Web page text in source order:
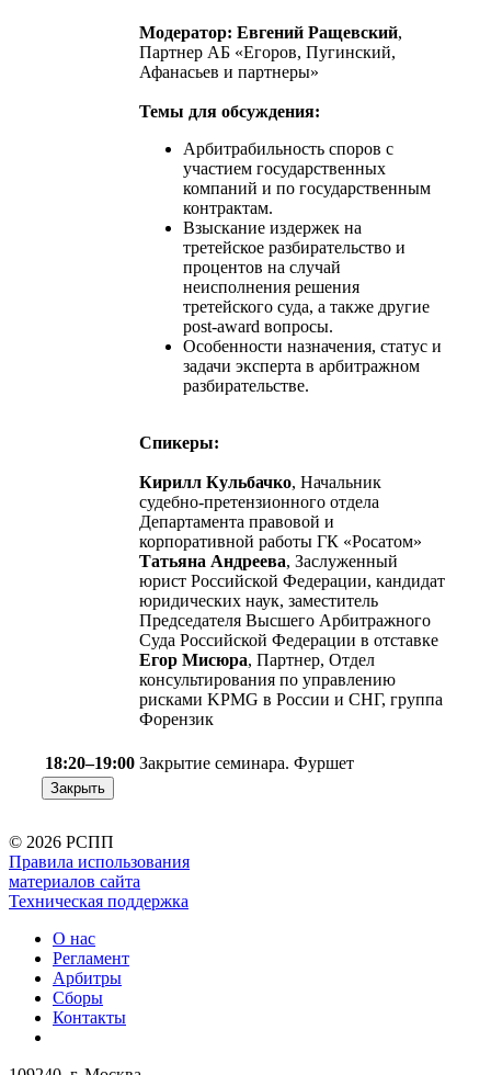
Модератор: Евгений Ращевский,
Партнер АБ «Егоров, Пугинский,
Афанасьев и партнеры»
Темы для обсуждения:
Арбитрабильность споров с
участием государственных
компаний и по государственным
контрактам.
Взыскание издержек на
третейское разбирательство и
процентов на случай
неисполнения решения
третейского суда, а также другие
post-award вопросы.
Особенности назначения, статус и
задачи эксперта в арбитражном
разбирательстве.
Спикеры:
Кирилл Кульбачко, Начальник
судебно-претензионного отдела
Департамента правовой и
корпоративной работы ГК «Росатом»
Татьяна Андреева, Заслуженный
юрист Российской Федерации, кандидат
юридических наук, заместитель
Председателя Высшего Арбитражного
Суда Российской Федерации в отставке
Егор Мисюра, Партнер, Отдел
консультирования по управлению
рисками KPMG в России и СНГ, группа
Форензик
18:20–19:00 Закрытие семинара. Фуршет
Закрыть
© 2026 РСПП
Правила использования
материалов сайта
Техническая поддержка
О нас
Регламент
Арбитры
Сборы
Контакты